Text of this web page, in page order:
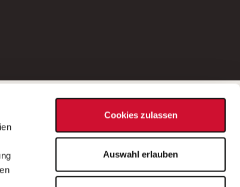
Cookies zulassen
Auswahl erlauben
Bei Fragen zu einer Stellenausschreibung
wenden Sie sich bitte an die*den in der
Stellenausschreibung genannte*n